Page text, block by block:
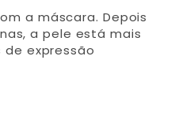
a máscara. Depois
a pele está mais
de expressão